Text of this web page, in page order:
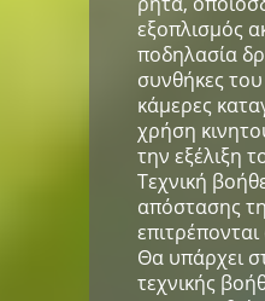
εξοπλισμός
ποδηλασία
συνθήκες
κάμερες
χρήση
την εξέλιξη
Τεχνική
απόστασης
Θα υπάρχει
τεχνικής